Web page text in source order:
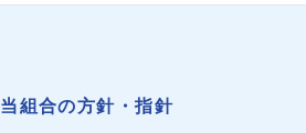
当組合の方針・指針